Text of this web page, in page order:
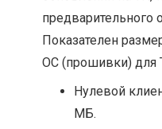
предварительного
Показателен
ОС (прошивки) для
Нулевой
МБ.